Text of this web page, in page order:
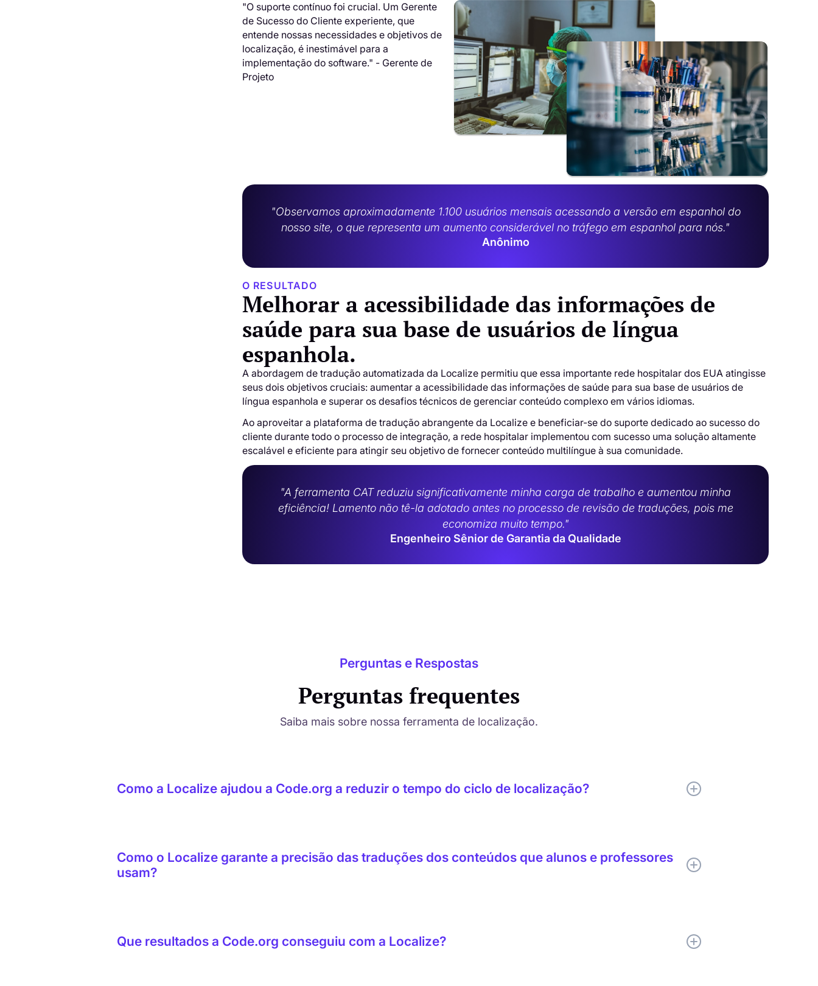
"O suporte contínuo foi crucial. Um Gerente
de Sucesso do Cliente experiente, que
entende nossas necessidades e objetivos de
localização, é inestimável para a
implementação do software." - Gerente de
Projeto
"Observamos aproximadamente 1.100 usuários mensais acessando a versão em espanhol do
nosso site, o que representa um aumento considerável no tráfego em espanhol para nós."
Anônimo
O RESULTADO
Melhorar a acessibilidade das informações de
saúde para sua base de usuários de língua
espanhola.
A abordagem de tradução automatizada da Localize permitiu que essa importante rede hospitalar dos EUA atingisse
seus dois objetivos cruciais: aumentar a acessibilidade das informações de saúde para sua base de usuários de
língua espanhola e superar os desafios técnicos de gerenciar conteúdo complexo em vários idiomas.
Ao aproveitar a plataforma de tradução abrangente da Localize e beneficiar-se do suporte dedicado ao sucesso do
cliente durante todo o processo de integração, a rede hospitalar implementou com sucesso uma solução altamente
escalável e eficiente para atingir seu objetivo de fornecer conteúdo multilíngue à sua comunidade.
"A ferramenta CAT reduziu significativamente minha carga de trabalho e aumentou minha
eficiência! Lamento não tê-la adotado antes no processo de revisão de traduções, pois me
economiza muito tempo."
Engenheiro Sênior de Garantia da Qualidade
Perguntas e Respostas
Perguntas frequentes
Saiba mais sobre nossa ferramenta de localização.
Como a Localize ajudou a Code.org a reduzir o tempo do ciclo de localização?
Como o Localize garante a precisão das traduções dos conteúdos que alunos e professores
usam?
com tom inadequado. Um glossário compartilhado mantém palavras como “loop” e “função” consistentes em todos os 29 idiomas
que o Code.org oferece suporte.
Que resultados a Code.org conseguiu com a Localize?